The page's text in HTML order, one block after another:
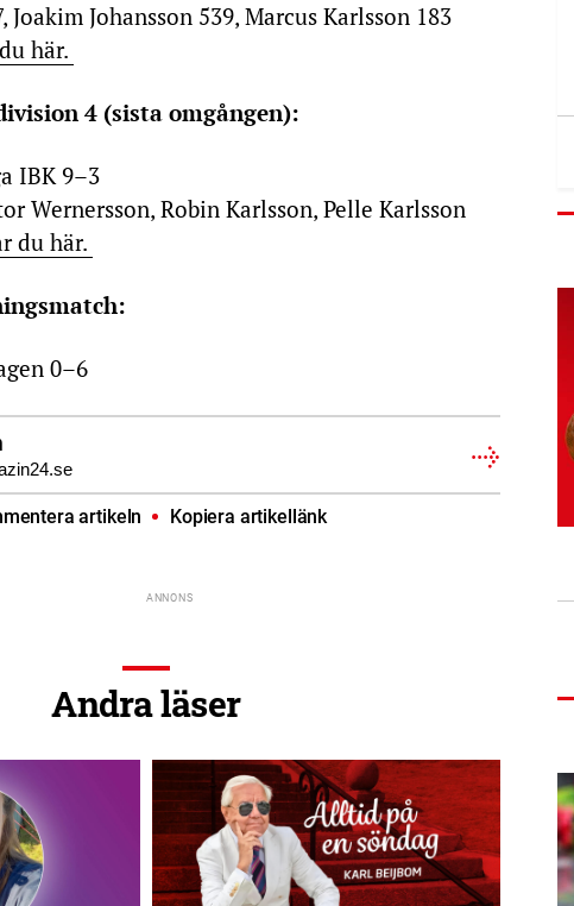
Joakim Johansson 539, Marcus Karlsson 183
här.
4 (sista omgången):
IBK 9–3
Wernersson, Robin Karlsson, Pelle Karlsson
du här.
0–6
artikeln Kopiera artikellänk
Andra läser